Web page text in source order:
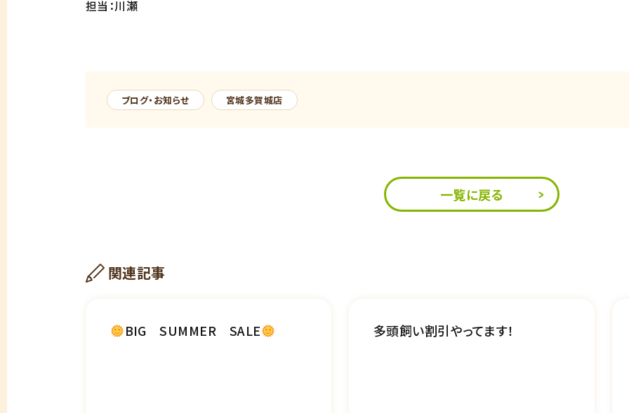
担当：川瀬
ブログ・お知らせ 宮城多賀城店
一覧に戻る
関連記事
BIG SUMMER SALE 多頭飼い割引やってます！